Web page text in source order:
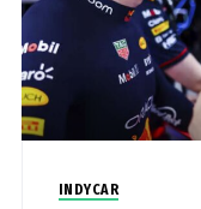
INDYCAR